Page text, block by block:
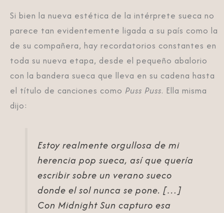
Si bien la nueva estética de la intérprete sueca no
parece tan evidentemente ligada a su país como la
de su compañera, hay recordatorios constantes en
toda su nueva etapa, desde el pequeño abalorio
con la bandera sueca que lleva en su cadena hasta
el título de canciones como Puss Puss. Ella misma
dijo:
Estoy realmente orgullosa de mi
herencia pop sueca, así que quería
escribir sobre un verano sueco
donde el sol nunca se pone. […]
Con Midnight Sun capturo esa